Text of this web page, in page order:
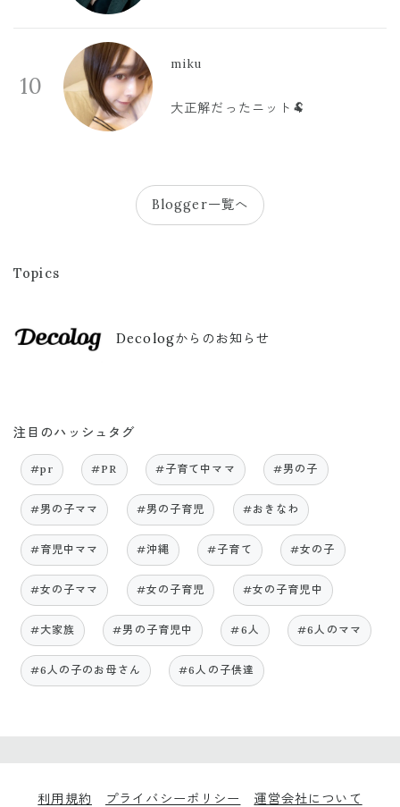
10
miku
大正解だったニット🐏
Blogger一覧へ
Topics
Decologからのお知らせ
注目のハッシュタグ
#pr #PR #子育て中ママ #男の子
#男の子ママ #男の子育児 #おきなわ
#育児中ママ #沖縄 #子育て #女の子
#女の子ママ #女の子育児 #女の子育児中
#大家族 #男の子育児中 #6人 #6人のママ
#6人の子のお母さん #6人の子供達
利用規約 プライバシーポリシー 運営会社について